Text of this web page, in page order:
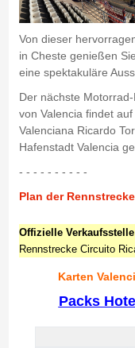
Von dieser
in Cheste genießen
eine spektakuläre
Der nächste
von Valencia findet
Valenciana Ricardo
Hafenstadt Valencia
- - - - - - - - - -
Plan der
Offizielle Verkaufsstelle
Rennstrecke Circuito
Karten
Packs